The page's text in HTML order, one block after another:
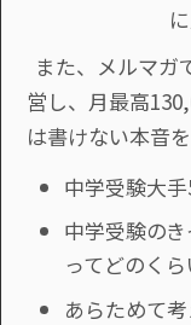
また、メルマガ
営し、月最高
は書けない本音
中学受験大
中学受験の
ってどのく
あらためて